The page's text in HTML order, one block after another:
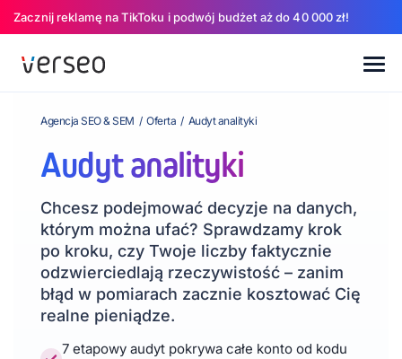
Zacznij reklamę na TikToku i podwój budżet aż do 40 000 zł!
Agencja SEO & SEM / Oferta / Audyt analityki
Audyt analityki
Chcesz podejmować decyzje na danych,
którym można ufać? Sprawdzamy krok
po kroku, czy Twoje liczby faktycznie
odzwierciedlają rzeczywistość – zanim
błąd w pomiarach zacznie kosztować Cię
realne pieniądze.
7 etapowy audyt pokrywa całe konto od kodu